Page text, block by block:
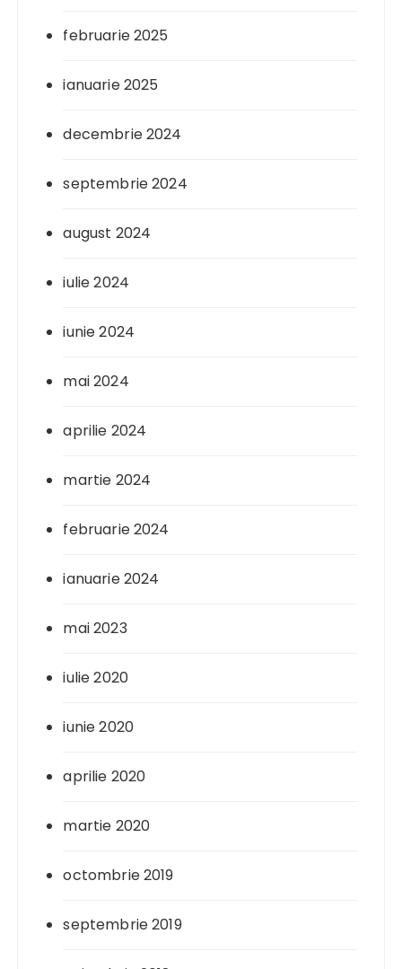
februarie 2025
ianuarie 2025
decembrie 2024
septembrie 2024
august 2024
iulie 2024
iunie 2024
mai 2024
aprilie 2024
martie 2024
februarie 2024
ianuarie 2024
mai 2023
iulie 2020
iunie 2020
aprilie 2020
martie 2020
octombrie 2019
septembrie 2019